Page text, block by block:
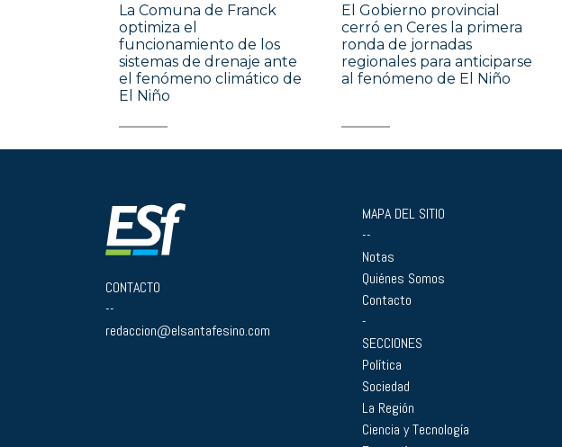
La Comuna de Franck
optimiza el
funcionamiento de los
sistemas de drenaje ante
el fenómeno climático de
El Niño
El Gobierno provincial
cerró en Ceres la primera
ronda de jornadas
regionales para anticiparse
al fenómeno de El Niño
CONTACTO
--
redaccion@elsantafesino.com
MAPA DEL SITIO
--
Notas
Quiénes Somos
Contacto
-
SECCIONES
Política
Sociedad
La Región
Ciencia y Tecnología